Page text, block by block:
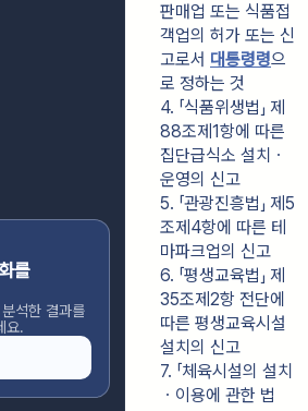
를
분석한 결과를
요.
판매업 또는 식품접
객업의 허가 또는 신
고로서 대통령령으
로 정하는 것
4. 「식품위생법」 제
88조제1항에 따른
집단급식소 설치ㆍ
운영의 신고
5. 「관광진흥법」 제5
조제4항에 따른 테
마파크업의 신고
6. 「평생교육법」 제
35조제2항 전단에
따른 평생교육시설
설치의 신고
7. 「체육시설의 설치
ㆍ이용에 관한 법